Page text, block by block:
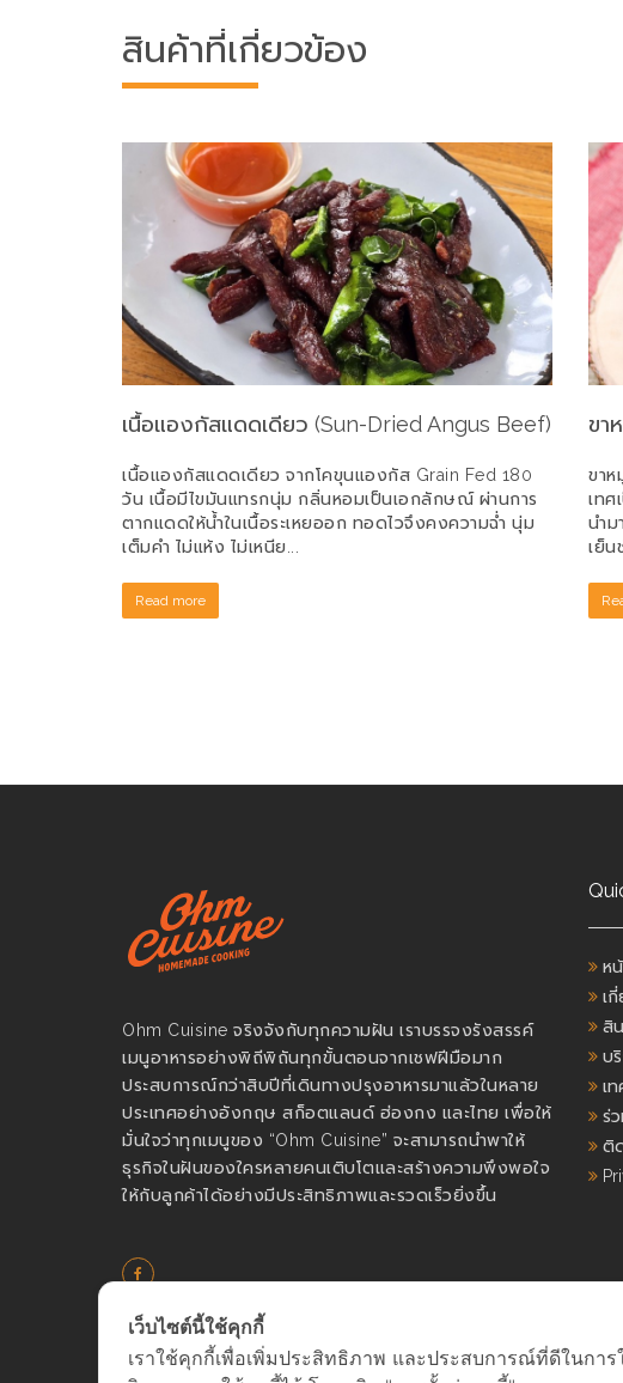
สินค้าที่เกี่ยวข้อง
เนื้อแองกัสแดดเดียว (Sun-Dried Angus Beef)
เนื้อแองกัสแดดเดียว จากโคขุนแองกัส Grain Fed 180
วัน เนื้อมีไขมันแทรกนุ่ม กลิ่นหอมเป็นเอกลักษณ์ ผ่านการ
ตากแดดให้น้ำในเนื้อระเหยออก ทอดไวจึงคงความฉ่ำ นุ่ม
เต็มคำ ไม่แห้ง ไม่เหนีย...
Read more
ขา
ขาห
เทศ
นำม
เย็น
Ohm Cuisine จริงจังกับทุกความฝัน เราบรรจงรังสรรค์
เมนูอาหารอย่างพิถีพิถันทุกขั้นตอนจากเชฟฝีมือมาก
ประสบการณ์กว่าสิบปีที่เดินทางปรุงอาหารมาแล้วในหลาย
ประเทศอย่างอังกฤษ สก็อตแลนด์ ฮ่องกง และไทย เพื่อให้
มั่นใจว่าทุกเมนูของ “Ohm Cuisine” จะสามารถนำพาให้
ธุรกิจในฝันของใครหลายคนเติบโตและสร้างความพึงพอใจ
ให้กับลูกค้าได้อย่างมีประสิทธิภาพและรวดเร็วยิ่งขึ้น
ห
เกี่
สิ
บ
เ
ร่
ติ
เว็บไซต์นี้ใช้คุกกี้
เราใช้คุกกี้เพื่อเพิ่มประสิทธิภาพ และประสบการณ์ที่ดีในกา